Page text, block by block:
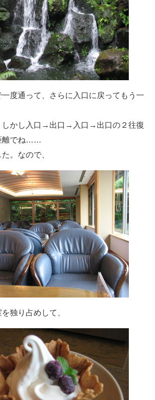
一度通って、さらに入口に戻ってもう一
しかし入口→出口→入口→出口の２往復
離でね……
。なので、
独り占めして、